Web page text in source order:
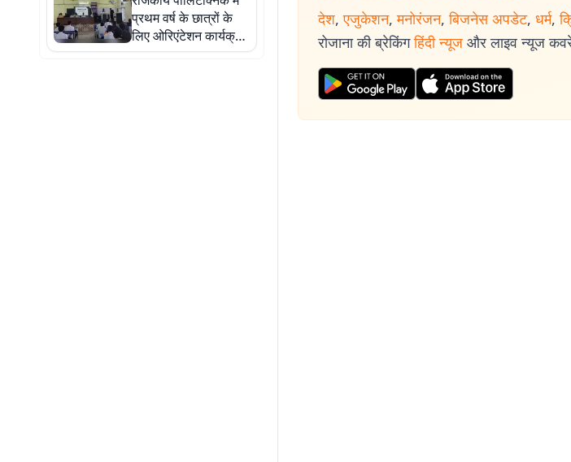
प्रथम वर्ष के छात्रों के
लिए ओरिएंटेशन कार्यक्रम
आयोजित, प्राचार्य ने
देश, एजुकेशन, मनोरंजन, बिजनेस अपडेट, धर्म,
रोजाना की ब्रेकिंग हिंदी न्यूज और लाइव न्यूज